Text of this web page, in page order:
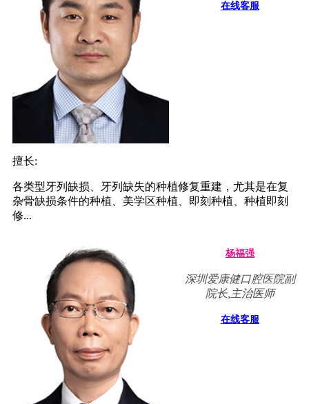
在线客服
擅长:
各类型牙列缺损、牙列缺失的种植修复重建，尤其是在复
杂骨缺损条件的种植、美学区种植、即刻种植、种植即刻
修...
杨福强
深圳爱康健口腔医院副
院长,主治医师
在线客服